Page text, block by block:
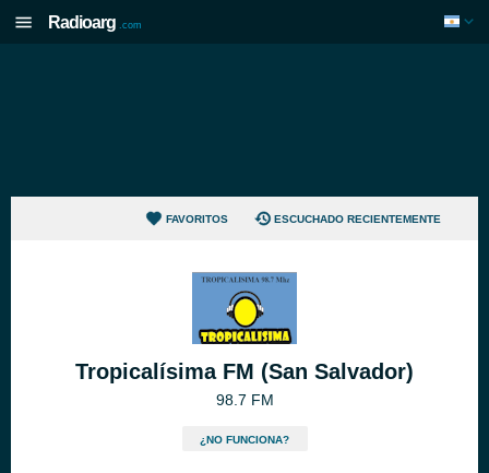
Radioarg .com
FAVORITOS ESCUCHADO RECIENTEMENTE
Tropicalísima FM (San Salvador)
98.7 FM
¿NO FUNCIONA?